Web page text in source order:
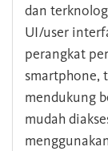
dan
UI/user
perangkat
smartphone,
mendukung
mudah